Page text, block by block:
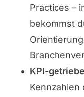
Practices –
bekommst
KPI-
Kennzahlen